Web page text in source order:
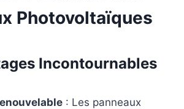
Photovoltaïques
Incontournables
: Les panneaux